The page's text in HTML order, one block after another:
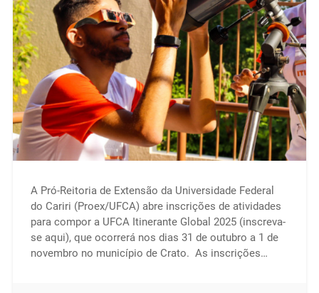
A Pró-Reitoria de Extensão da Universidade Federal
do Cariri (Proex/UFCA) abre inscrições de atividades
para compor a UFCA Itinerante Global 2025 (inscreva-
se aqui), que ocorrerá nos dias 31 de outubro a 1 de
novembro no município de Crato. As inscrições…